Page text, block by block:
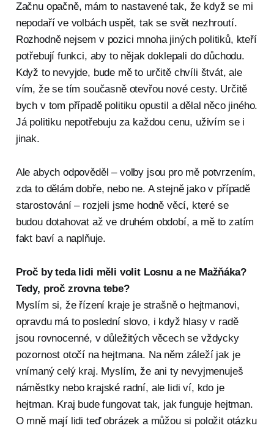
Začnu opačně, mám to nastavené tak, že když se mi
nepodaří ve volbách uspět, tak se svět nezhroutí.
Rozhodně nejsem v pozici mnoha jiných politiků, kteří
potřebují funkci, aby to nějak doklepali do důchodu.
Když to nevyjde, bude mě to určitě chvíli štvát, ale
vím, že se tím současně otevřou nové cesty. Určitě
bych v tom případě politiku opustil a dělal něco jiného.
Já politiku nepotřebuju za každou cenu, uživím se i
jinak.
Ale abych odpověděl – volby jsou pro mě potvrzením,
zda to dělám dobře, nebo ne. A stejně jako v případě
starostování – rozjeli jsme hodně věcí, které se
budou dotahovat až ve druhém období, a mě to zatím
fakt baví a naplňuje.
Proč by teda lidi měli volit Losnu a ne Mažňáka?
Tedy, proč zrovna tebe?
Myslím si, že řízení kraje je strašně o hejtmanovi,
opravdu má to poslední slovo, i když hlasy v radě
jsou rovnocenné, v důležitých věcech se vždycky
pozornost otočí na hejtmana. Na něm záleží jak je
vnímaný celý kraj. Myslím, že ani ty nevyjmenuješ
náměstky nebo krajské radní, ale lidi ví, kdo je
hejtman. Kraj bude fungovat tak, jak funguje hejtman.
O mně mají lidi teď obrázek a můžou si položit otázku